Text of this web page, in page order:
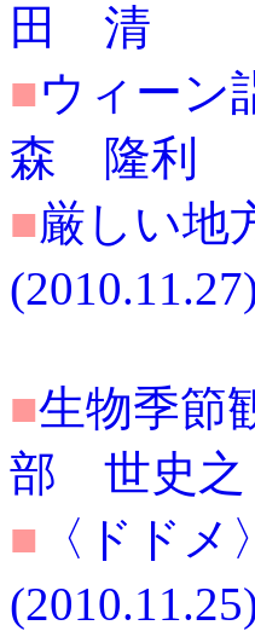
田 清
■ウィーン
森 隆利
■厳しい地
■生物季節
部 世史之
■ 〈ドド